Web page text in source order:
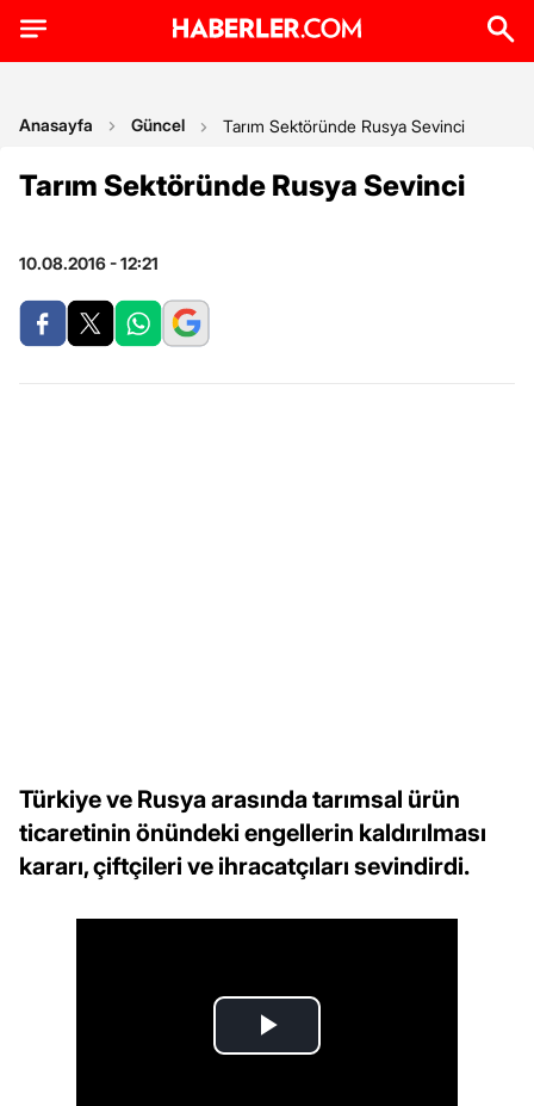
Anasayfa Güncel Tarım Sektöründe Rusya Sevinci
Tarım Sektöründe Rusya Sevinci
10.08.2016 - 12:21
Türkiye ve Rusya arasında tarımsal ürün
ticaretinin önündeki engellerin kaldırılması
kararı, çiftçileri ve ihracatçıları sevindirdi.